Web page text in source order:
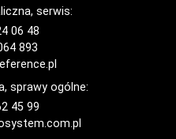
serwis:
06 48
893
sprawy ogólne:
45 99